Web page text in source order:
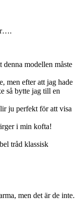
modellen måste
men efter att jag hade
så bytte jag till en
ju perfekt för att visa
i min kofta!
tråd klassisk
men det är de inte.